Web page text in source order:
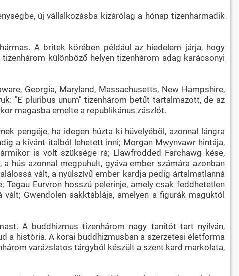
új vállalkozásba kizárólag a hónap tizenharmadik
A britek körében például az hiedelem járja, hogy
különböző helyen tizenhárom adag karácsonyi
Georgia, Maryland, Massachusetts, New Hampshire,
"E pluribus unum" tizenhárom betűt tartalmazott, de az
magasba emelte a republikánus zászlót.
pengéje, ha idegen húzta ki hüvelyéből, azonnal lángra
a kívánt italból lehetett inni; Morgan Mwynvawr hintája,
is volt szüksége rá; Llawfrodded Farchawg kése,
hús azonnal megpuhult, gyáva ember számára azonban
vált, a nyúlszívű ember kardja pedig ártalmatlanná
Eurvron hosszú pelerinje, amely csak feddhetetlen
Gwendolen sakktáblája, amelyen a figurák maguktól
A buddhizmus tizenhárom nagy tanítót tart nyilván,
a história. A korai buddhizmusban a szerzetesi életforma
varázslatos tárgyból készült a szent kard markolata,